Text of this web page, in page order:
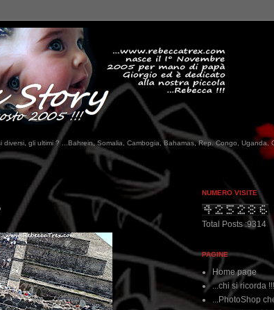
diversi, gli ultimi ? ...Bahrein, Somalia, Cambogia, Bahamas, Rep. Congo, Uganda,
NUMERO VISITE
Total Posts :9314
PAGINE
Home page
...chi si ricorda !!!
...PhotoShop